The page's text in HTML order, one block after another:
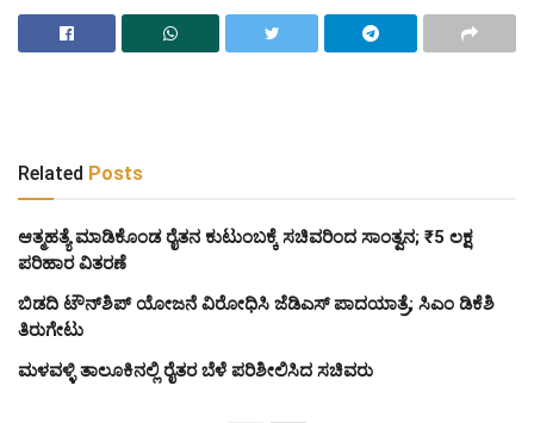
Related Posts
ಆತ್ಮಹತ್ಯೆ ಮಾಡಿಕೊಂಡ ರೈತನ ಕುಟುಂಬಕ್ಕೆ ಸಚಿವರಿಂದ ಸಾಂತ್ವನ; ₹5 ಲಕ್ಷ
ಪರಿಹಾರ ವಿತರಣೆ
ಬಿಡದಿ ಟೌನ್‌ಶಿಪ್ ಯೋಜನೆ ವಿರೋಧಿಸಿ ಜೆಡಿಎಸ್ ಪಾದಯಾತ್ರೆ; ಸಿಎಂ ಡಿಕೆಶಿ
ತಿರುಗೇಟು
ಮಳವಳ್ಳಿ ತಾಲೂಕಿನಲ್ಲಿ ರೈತರ ಬೆಳೆ ಪರಿಶೀಲಿಸಿದ ಸಚಿವರು